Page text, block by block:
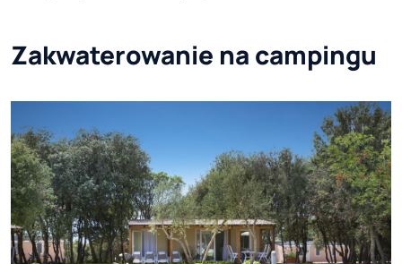
Zakwaterowanie na campingu